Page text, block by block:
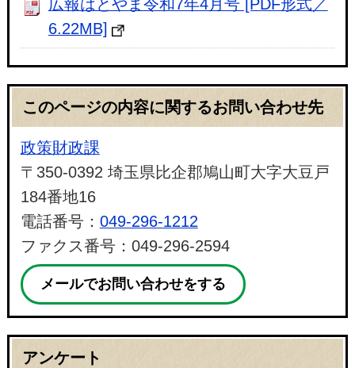
広報はとやま令和7年4月号 [PDF形式／
6.22MB]
このページの内容に関するお問い合わせ先
政策財政課
〒350-0392 埼玉県比企郡鳩山町大字大豆戸
184番地16
電話番号： 049-296-1212
ファクス番号：049-296-2594
メールでお問い合わせをする
アンケート